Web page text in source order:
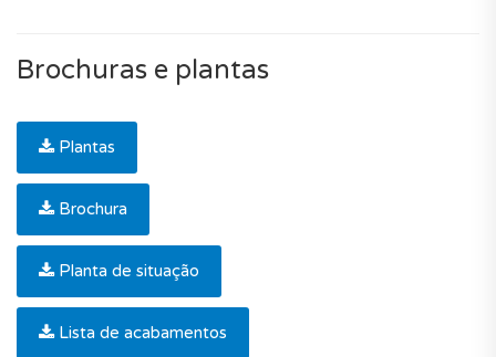
Brochuras e plantas
Plantas
Brochura
Planta de situação
Lista de acabamentos